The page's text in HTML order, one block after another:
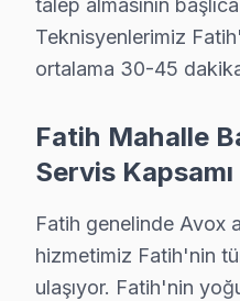
Kemalpaşa sakinleri
Fatih TV Servis
Koca Mustafapaşa
Fatih Avox Servis →
Küçük Ayasofya'deki
Küçük Ayasofya Avox
talep almasının
Teknisyenlerimiz
ortalama 30-45
Fatih Mahalle
Servis Kapsamı
Fatih genelinde Avox
hizmetimiz Fatih'nin
ulaşıyor. Fatih'nin